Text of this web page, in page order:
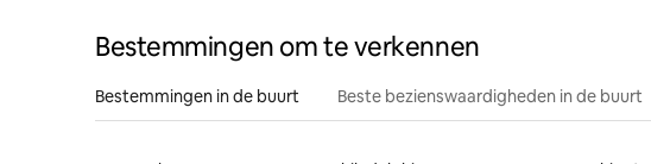
Bestemmingen om te verkennen
Bestemmingen in de buurt Beste bezienswaardigheden in de buurt